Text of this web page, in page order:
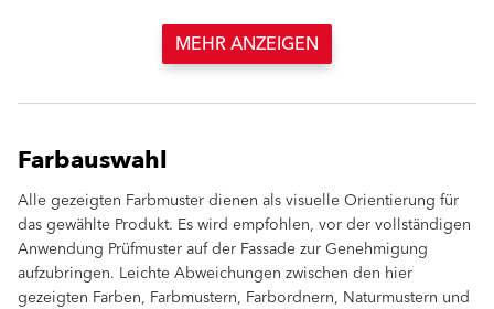
MEHR ANZEIGEN
Farbauswahl
Alle gezeigten Farbmuster dienen als visuelle Orientierung für
das gewählte Produkt. Es wird empfohlen, vor der vollständigen
Anwendung Prüfmuster auf der Fassade zur Genehmigung
aufzubringen. Leichte Abweichungen zwischen den hier
gezeigten Farben, Farbmustern, Farbordnern, Naturmustern und